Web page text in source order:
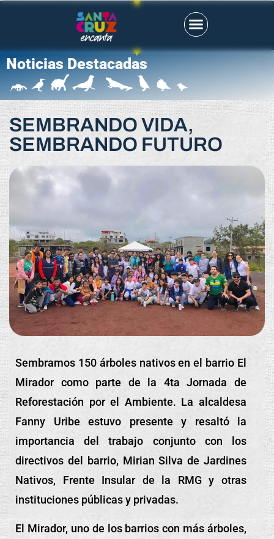
Noticias Destacadas
SEMBRANDO VIDA,
SEMBRANDO FUTURO
Sembramos 150 árboles nativos en el barrio El
Mirador como parte de la 4ta Jornada de
Reforestación por el Ambiente. La alcaldesa
Fanny Uribe estuvo presente y resaltó la
importancia del trabajo conjunto con los
directivos del barrio, Mirian Silva de Jardines
Nativos, Frente Insular de la RMG y otras
instituciones públicas y privadas.
El Mirador, uno de los barrios con más árboles,